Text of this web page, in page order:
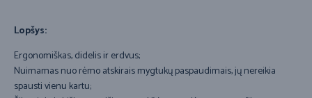
Lopšys:
Ergonomiškas, didelis ir erdvus;
Nuimamas nuo rėmo atskirais mygtukų paspaudimais, jų nereikia
spausti vienu kartu;